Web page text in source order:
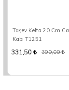
Taşev Kelta 20 Cm
Kabı T1251
331,50 390,00